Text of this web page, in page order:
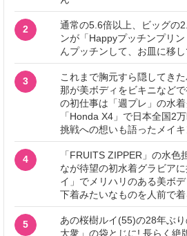
2
通常の5.6倍以上、ビッグの
ンが「Happyプッチンプリ
んプッチンして、お皿に移
3
これまで胸元すら隠してき
那が美ボディをビキニなど
の初仕事は「週プレ」の水
「Honda X4」で日本全国2
挑戦への想いも語ったメイ
4
「FRUITS ZIPPER」の水色
なが待望の初水着グラビア
イ」でメリハリのある美ボ
下着みたいなものを人前で着
5
あの桜樹ルイ(55)の28年ぶ
大衆」の袋とじに! 長らく絶